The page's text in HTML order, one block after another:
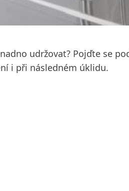
udržovat? Pojďte se
i při následném úklidu.